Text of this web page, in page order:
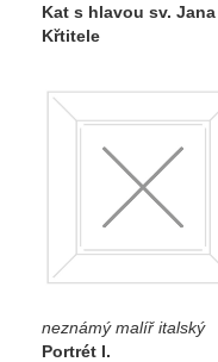
Kat s hlavou sv. Jana
Křtitele
neznámý malíř italský
Portrét I.